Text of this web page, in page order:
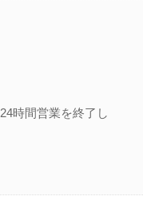
時間営業を終了し